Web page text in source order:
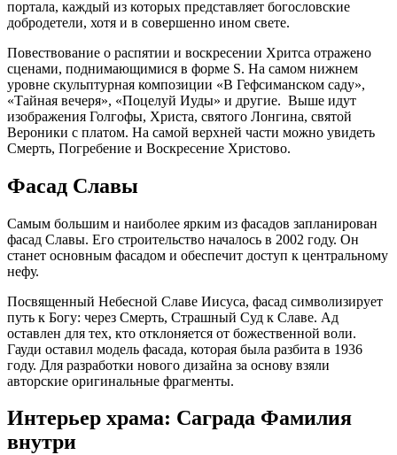
портала, каждый из которых представляет богословские
добродетели, хотя и в совершенно ином свете.
Повествование о распятии и воскресении Хритса отражено
сценами, поднимающимися в форме S. На самом нижнем
уровне скульптурная композиции «В Гефсиманском саду»,
«Тайная вечеря», «Поцелуй Иуды» и другие. Выше идут
изображения Голгофы, Христа, святого Лонгина, святой
Вероники с платом. На самой верхней части можно увидеть
Смерть, Погребение и Воскресение Христово.
Фасад Славы
Самым большим и наиболее ярким из фасадов запланирован
фасад Славы. Его строительство началось в 2002 году. Он
станет основным фасадом и обеспечит доступ к центральному
нефу.
Посвященный Небесной Славе Иисуса, фасад символизирует
путь к Богу: через Смерть, Страшный Суд к Славе. Ад
оставлен для тех, кто отклоняется от божественной воли.
Гауди оставил модель фасада, которая была разбита в 1936
году. Для разработки нового дизайна за основу взяли
авторские оригинальные фрагменты.
Интерьер храма: Саграда Фамилия
внутри